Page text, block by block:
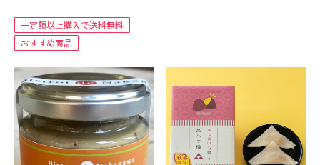
一定額以上購入で送料無料
おすすめ商品